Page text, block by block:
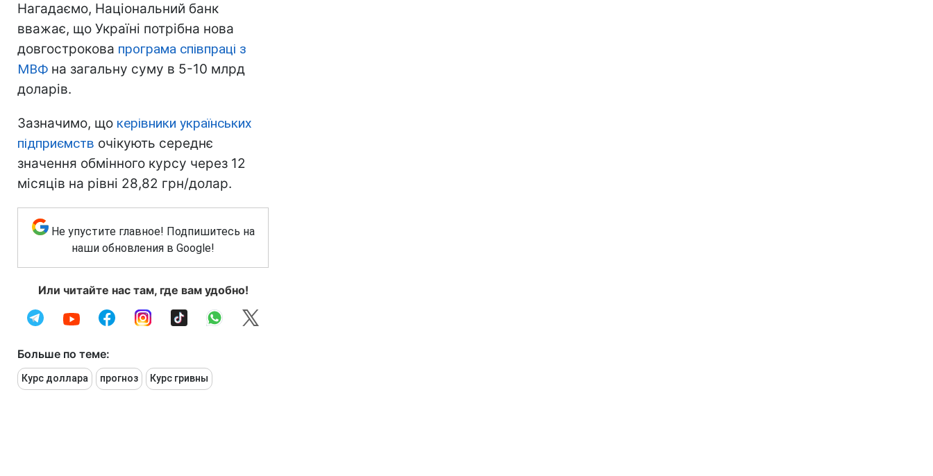
Нагадаємо, Національний банк
вважає, що Україні потрібна нова
довгострокова програма співпраці з
МВФ на загальну суму в 5-10 млрд
доларів.
Зазначимо, що керівники українських
підприємств очікують середнє
значення обмінного курсу через 12
місяців на рівні 28,82 грн/долар.
Не упустите главное! Подпишитесь на
наши обновления в Google!
Или читайте нас там, где вам удобно!
Больше по теме:
Курс доллара прогноз Курс гривны